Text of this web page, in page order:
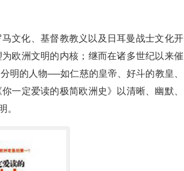
文化、基督教教义以及日耳曼战士文化开
欧洲文明的内核；继而在诸多世纪以来催
明的人物──如仁慈的皇帝、好斗的教皇、
一定爱读的极简欧洲史》以清晰、幽默、
。